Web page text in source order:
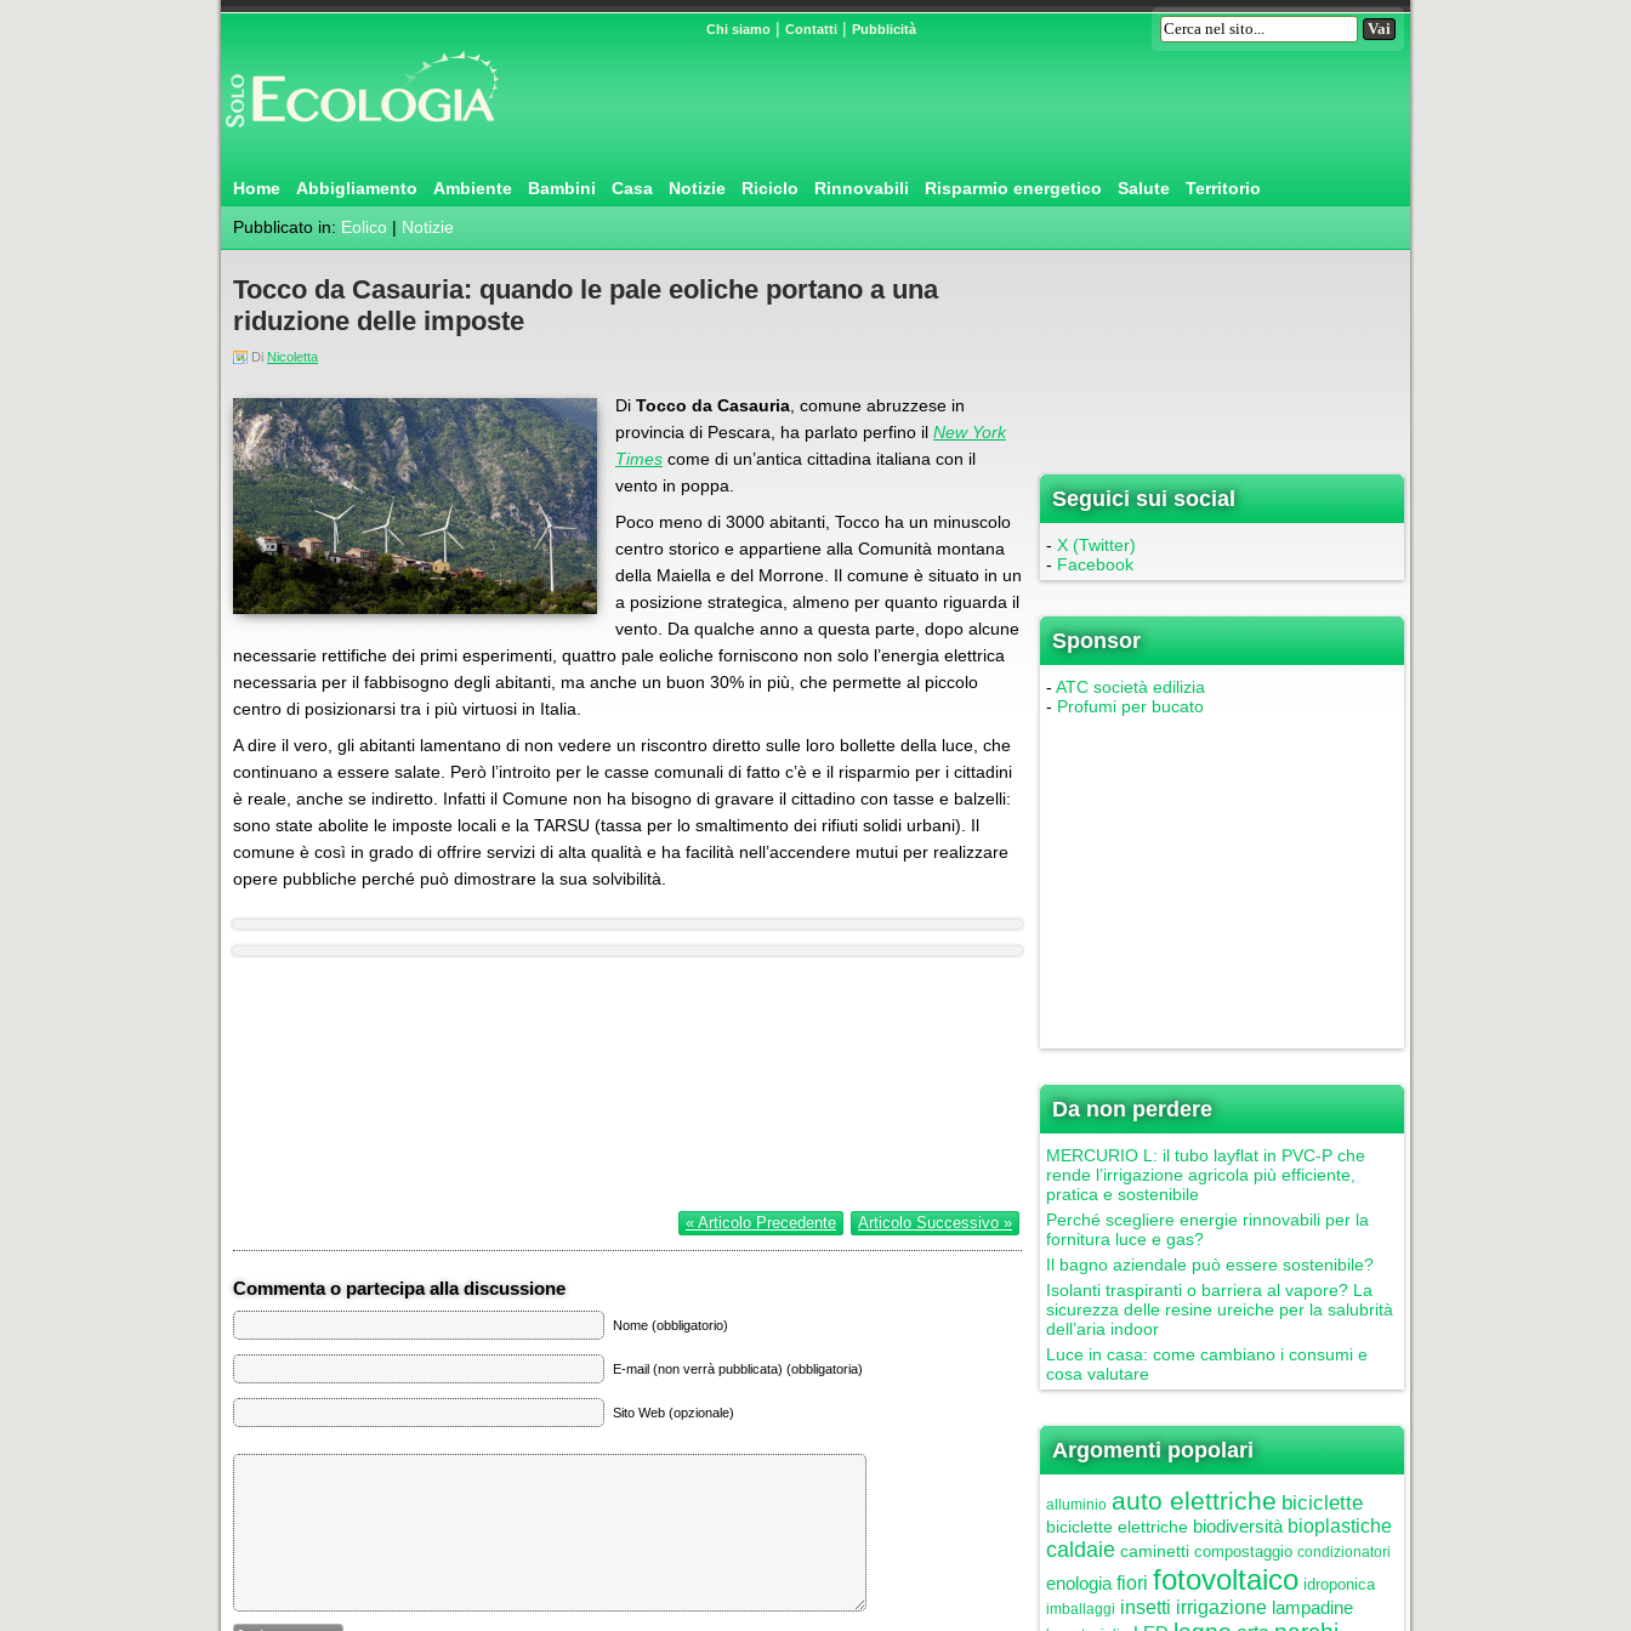
Chi siamo | Contatti | Pubblicità
Home Abbigliamento Ambiente Bambini Casa Notizie Riciclo Rinnovabili Risparmio energetico Salute
Territorio
Pubblicato in: Eolico | Notizie
Tocco da Casauria: quando le pale eoliche portano a una
riduzione delle imposte
Di Nicoletta
Di Tocco da Casauria , comune abruzzese in
provincia di Pescara, ha parlato perfino il New York
Times come di un’antica cittadina italiana con il
vento in poppa.
Poco meno di 3000 abitanti, Tocco ha un minuscolo
centro storico e appartiene alla Comunità montana
della Maiella e del Morrone. Il comune è situato in un
a posizione strategica, almeno per quanto riguarda il
vento. Da qualche anno a questa parte, dopo alcune
necessarie rettifiche dei primi esperimenti, quattro pale eoliche forniscono non solo l’energia elettrica
necessaria per il fabbisogno degli abitanti, ma anche un buon 30% in più, che permette al piccolo
centro di posizionarsi tra i più virtuosi in Italia.
A dire il vero, gli abitanti lamentano di non vedere un riscontro diretto sulle loro bollette della luce, che
continuano a essere salate. Però l’introito per le casse comunali di fatto c’è e il risparmio per i cittadini
è reale, anche se indiretto. Infatti il Comune non ha bisogno di gravare il cittadino con tasse e balzelli:
sono state abolite le imposte locali e la TARSU (tassa per lo smaltimento dei rifiuti solidi urbani). Il
comune è così in grado di offrire servizi di alta qualità e ha facilità nell’accendere mutui per realizzare
opere pubbliche perché può dimostrare la sua solvibilità.
« Articolo Precedente Articolo Successivo »
Commenta o partecipa alla discussione
Nome (obbligatorio)
E-mail (non verrà pubblicata) (obbligatoria)
Sito Web (opzionale)
Seguici sui social
- X (Twitter)
- Facebook
Sponsor
- ATC società edilizia
- Profumi per bucato
Da non perdere
MERCURIO L: il tubo layflat in PVC-P che
rende l’irrigazione agricola più efficiente,
pratica e sostenibile
Perché scegliere energie rinnovabili per la
fornitura luce e gas?
Il bagno aziendale può essere sostenibile?
Isolanti traspiranti o barriera al vapore? La
sicurezza delle resine ureiche per la salubrità
dell’aria indoor
Luce in casa: come cambiano i consumi e
cosa valutare
Argomenti popolari
alluminio auto elettriche biciclette
biciclette elettriche biodiversità bioplastiche
caldaie caminetti compostaggio condizionatori
enologia fiori fotovoltaico idroponica
imballaggi insetti irrigazione lampadine